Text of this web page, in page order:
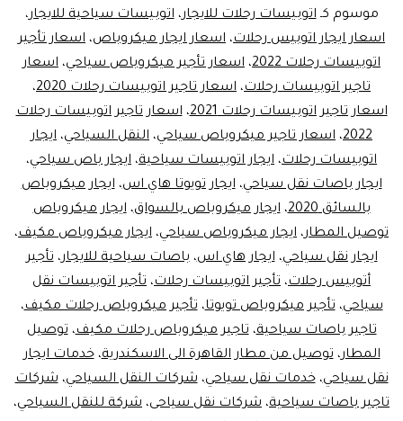
موسوم كـاتوبيسات رحلات للايجار،اتوبيسات سياحية للايجار،
اسعار ايجار اتوبيس رحلات، اسعار ايجار ميكروباص، اسعار تأجير
اتوبيسات رحلات 2022
، اسعار تأجير ميكروباص سياحي، اسعار
تاجير اتوبيسات رحلات، اسعار تاجير اتوبيسات رحلات 2020
،
اسعار تاجير اتوبيسات رحلات 2021
،اسعار تاجير اتوبيسات رحلات
2022، اسعار تاجير ميكروباص سياحي، النقل السياحي، ايجار
اتوبيسات رحلات، ايجار اتوبيسات سياحية، ايجار باص سياحي،
ايجار باصات نقل سياحي،ايجار تويوتا هاي اس،ايجار ميكروباص
بالسائق 2020
،ايجار ميكروباص بالسواق،ايجار ميكروباص
توصيل المطار، ايجار ميكروباص سياحي، ايجار ميكروباص مكيف،
ايجار نقل سياحي،ايجار هاي اس،باصات سياحية للايجار،تأجير
أتوبيس رحلات، تأجير اتوبيسات رحلات، تأجير اتوبيسات نقل
سياحي،تأجير ميكروباص تويوتا،تأجير ميكروباص رحلات مكيف،
تاجير باصات سياحية،تاجير ميكروباص رحلات مكيف،توصيل
المطار،توصيل من مطار القاهرة الى الاسكندرية،خدمات ايجار
نقل سياحي،خدمات نقل سياحي،شركات النقل السياحي،شركات
تاجير باصات سياحية، شركات نقل سياحى، شركة للنقل السياحي،